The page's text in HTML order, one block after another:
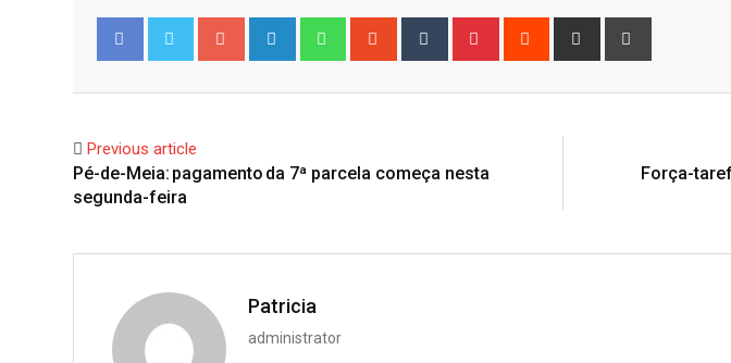
Google+ LinkedIn WhatsappStumbleUpon
Tumblr Pinterest Reddit
Share
Previous article
Pé-de-Meia: pagamento da 7ª parcela começa nesta
segunda-feira
Força-
Patricia
administrator